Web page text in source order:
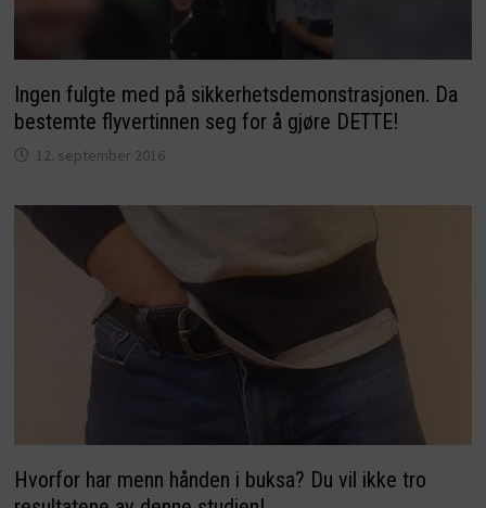
Ingen fulgte med på sikkerhetsdemonstrasjonen. Da
bestemte flyvertinnen seg for å gjøre DETTE!
12. september 2016
Hvorfor har menn hånden i buksa? Du vil ikke tro